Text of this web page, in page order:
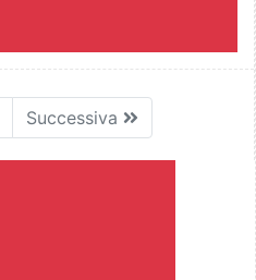
Successiva